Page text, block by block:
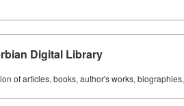
Digital Library
of articles, books, author's works,